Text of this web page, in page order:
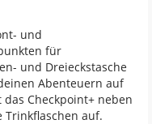
und
für
und Dreieckstasche
Abenteuern auf
Checkpoint+ neben
Trinkflaschen auf.